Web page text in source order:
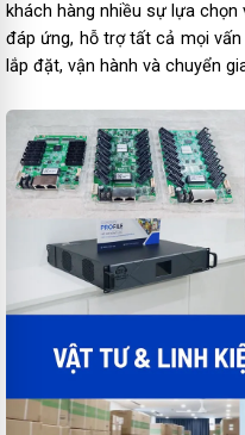
khách hàng nhiều sự lựa chọn
đáp ứng, hỗ trợ tất cả mọi
lắp đặt, vận hành và chuyển